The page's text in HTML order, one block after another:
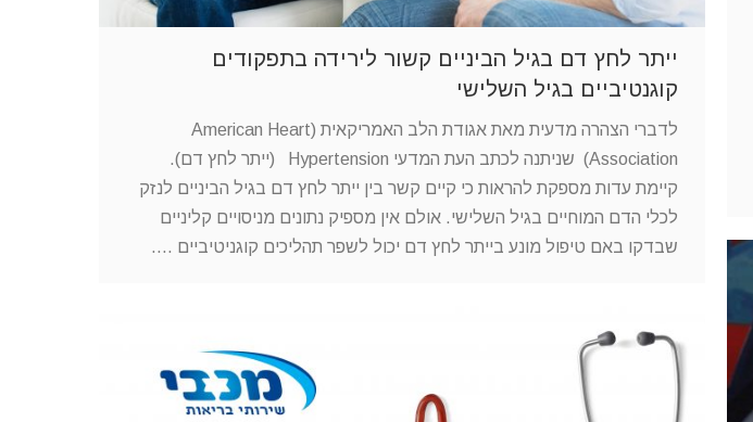
ייתר לחץ דם בגיל הביניים קשור לירידה בתפקודים
קוגנטיביים בגיל השלישי
לדברי הצהרה מדעית מאת אגודת הלב האמריקאית (American Heart
Association) שניתנה לכתב העת המדעי Hypertension (ייתר לחץ דם).
קיימת עדות מספקת להראות כי קיים קשר בין ייתר לחץ דם בגיל הביניים לנזק
לכלי הדם המוחיים בגיל השלישי. אולם אין מספיק נתונים מניסויים קליניים
שבדקו באם טיפול מונע בייתר לחץ דם יכול לשפר תהליכים קוגניטיביים .…